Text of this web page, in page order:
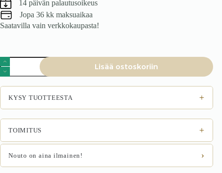
14 päivän palautusoikeus
Jopa 36 kk maksuaikaa
Saatavilla vain verkkokaupasta!
VENTO
GO-
60/36
runko,
yläosa
lasikaapilla
valkoinen
määrä
Lisää ostoskoriin
KYSY TUOTTEESTA +
TOIMITUS +
Nouto on aina ilmainen! ›